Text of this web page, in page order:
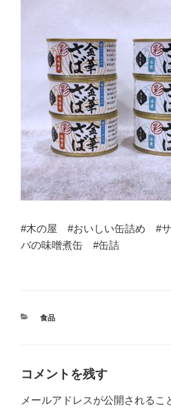
#木の屋 #おいしい缶詰め #
バの味噌煮缶 #缶詰
カ
ー
食品
コメントを残す
メールアドレスが公開されるこ